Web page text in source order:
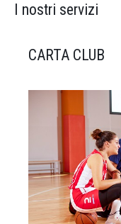
I nostri servizi
CARTA CLUB